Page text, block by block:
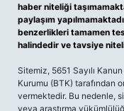
haber niteliği
paylaşım
benzerlikleri tamamen
halindedir ve tavsiye
Sitemiz, 5651 Sayılı
Kurumu (BTK) tarafından
vermektedir. Bu nedenle,
veya araştırma